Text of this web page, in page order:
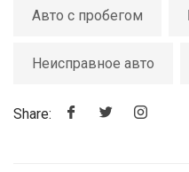
Авто с пробегом
Неисправное авто
Share: